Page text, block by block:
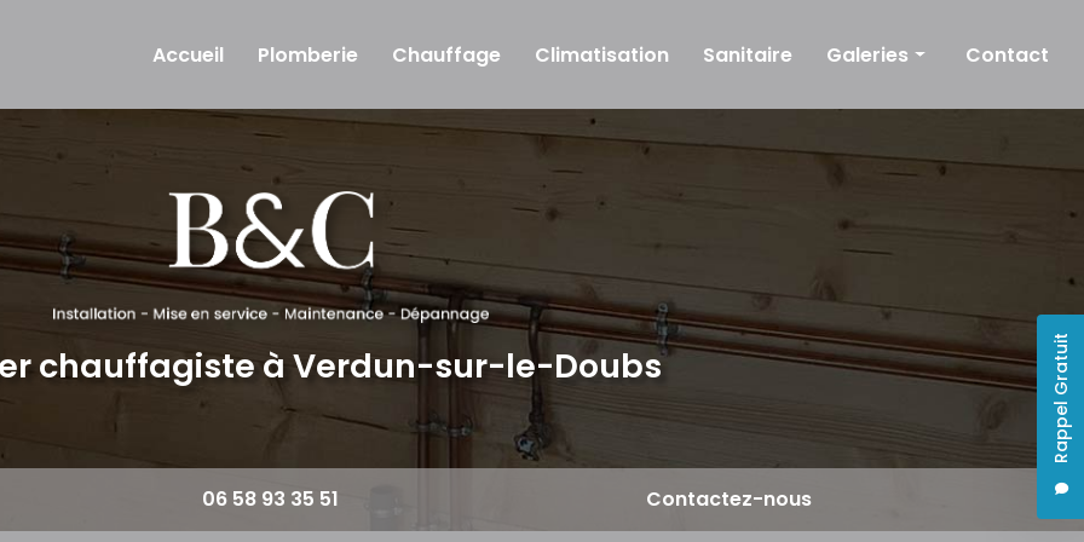
Rappel Gratuit
Accueil
Plomberie Chauffage Climatisation Sanitaire Galeries
Chauffage
Sanitaire
Contact
chauffagiste à Verdun-sur-le-Doubs
06 58 93 35 51 Contactez-nous